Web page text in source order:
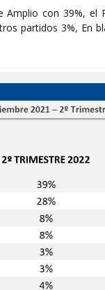
con 39%, el
partidos 3%, En